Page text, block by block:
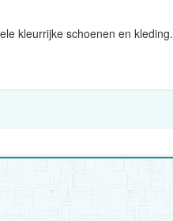
kleurrijke schoenen en kleding.